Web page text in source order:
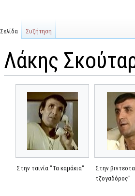
Λάκης
Στην ταινία "Τα καμάκια"
Στην
τζογαδόρος"
Σελίδα Συζήτηση